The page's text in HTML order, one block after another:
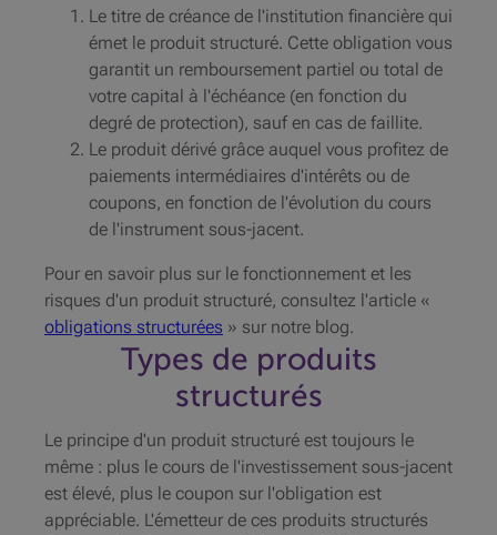
Le titre de créance de l'institution financière qui
émet le produit structuré. Cette obligation vous
garantit un remboursement partiel ou total de
votre capital à l'échéance (en fonction du
degré de protection), sauf en cas de faillite.
Le produit dérivé grâce auquel vous profitez de
paiements intermédiaires d'intérêts ou de
coupons, en fonction de l'évolution du cours
de l'instrument sous-jacent.
Pour en savoir plus sur le fonctionnement et les
risques d'un produit structuré, consultez l'article «
obligations structurées » sur notre blog.
Types de produits
structurés
Le principe d'un produit structuré est toujours le
même : plus le cours de l'investissement sous-jacent
est élevé, plus le coupon sur l'obligation est
appréciable. L'émetteur de ces produits structurés